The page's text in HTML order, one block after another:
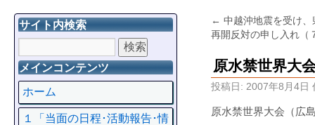
← 中越沖地震を受け
再開反対の申し入れ（
原水禁世界大
投稿日: 2007年8月4日
原水禁世界大会（広
サイト内検索
メインコンテンツ
ホーム
１「当面の日程･活動報告･情